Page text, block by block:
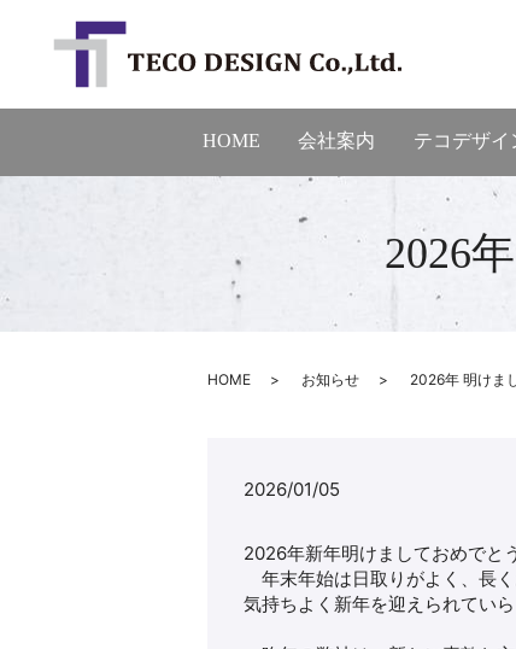
HOME 会社案内 テコデザイ
2026
HOME お知らせ 2026年 明けま
2026/01/05
2026年新年明けましておめでと
年末年始は日取りがよく、長く
気持ちよく新年を迎えられてい